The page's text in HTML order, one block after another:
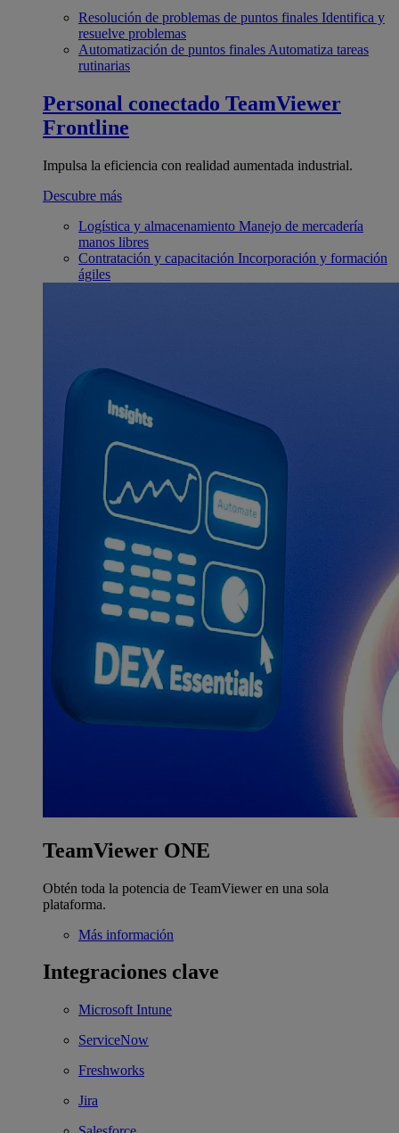
Resolución de problemas de puntos finales Identifica y
resuelve problemas
Automatización de puntos finales Automatiza tareas
rutinarias
Personal conectado TeamViewer
Frontline
Impulsa la eficiencia con realidad aumentada industrial.
Descubre más
Logística y almacenamiento Manejo de mercadería
manos libres
Contratación y capacitación Incorporación y formación
ágiles
TeamViewer ONE
Obtén toda la potencia de TeamViewer en una sola
plataforma.
Más información
Integraciones clave
Microsoft Intune
ServiceNow
Freshworks
Jira